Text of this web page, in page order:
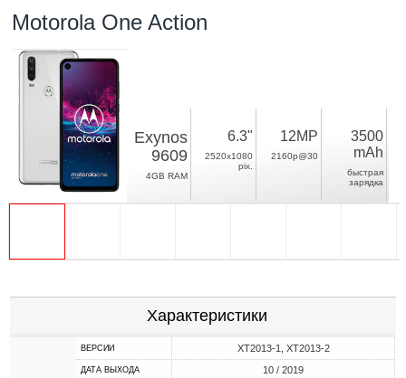
Motorola One Action
Exynos
9609
4GB RAM
6.3"
2520x1080
pix.
12MP
2160p@30
3500
mAh
быстрая
зарядка
Характеристики
ВЕРСИИ XT2013-1, XT2013-2
ДАТА ВЫХОДА 10 / 2019